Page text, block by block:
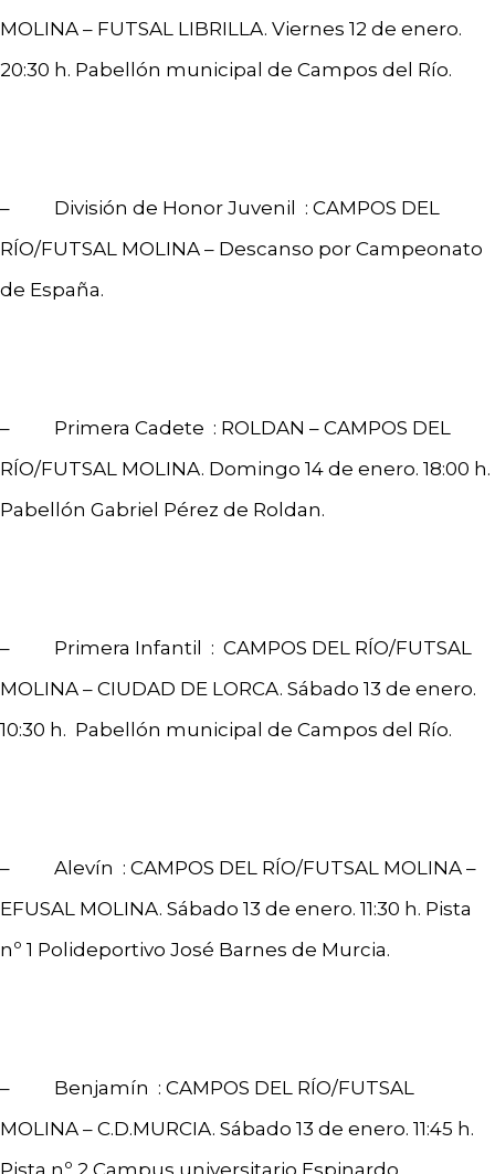
MOLINA – FUTSAL LIBRILLA. Viernes 12 de enero.
20:30 h. Pabellón municipal de Campos del Río.
– División de Honor Juvenil : CAMPOS DEL
RÍO/FUTSAL MOLINA – Descanso por Campeonato
de España.
– Primera Cadete : ROLDAN – CAMPOS DEL
RÍO/FUTSAL MOLINA. Domingo 14 de enero. 18:00 h.
Pabellón Gabriel Pérez de Roldan.
– Primera Infantil : CAMPOS DEL RÍO/FUTSAL
MOLINA – CIUDAD DE LORCA. Sábado 13 de enero.
10:30 h. Pabellón municipal de Campos del Río.
– Alevín : CAMPOS DEL RÍO/FUTSAL MOLINA –
EFUSAL MOLINA. Sábado 13 de enero. 11:30 h. Pista
nº 1 Polideportivo José Barnes de Murcia.
– Benjamín : CAMPOS DEL RÍO/FUTSAL
MOLINA – C.D.MURCIA. Sábado 13 de enero. 11:45 h.
Pista nº 2 Campus universitario Espinardo